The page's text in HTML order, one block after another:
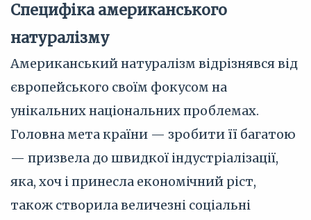
Специфіка американського
натуралізму
Американський натуралізм відрізнявся від
європейського своїм фокусом на
унікальних національних проблемах.
Головна мета країни — зробити її багатою
— призвела до швидкої індустріалізації,
яка, хоч і принесла економічний ріст,
також створила величезні соціальні